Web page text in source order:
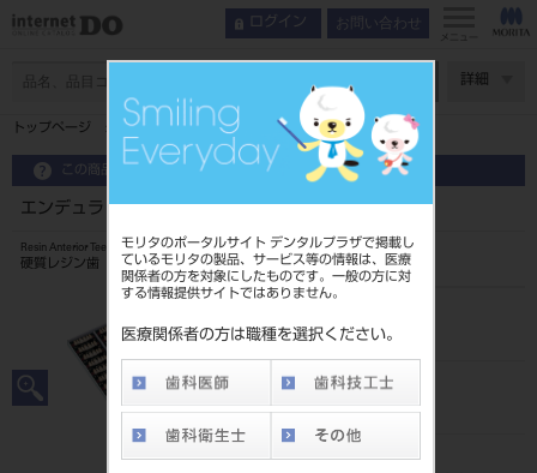
モリタのポータルサイト デンタルプラザで掲載し
ているモリタの製品、サービス等の情報は、医療
関係者の方を対象にしたものです。一般の方に対
する情報提供サイトではありません。
医療関係者の方は職種を選択ください。
ログイン お問い合わせ
メニュー
詳細
トップページ エンデュラ アンテリオ 6歯 A3．5 HC3U
この商品に関するお問い合わせ
エンデュラ アンテリオ 6歯 A3．5 HC3U
Resin Anterior Teeth
硬質レジン歯
204350012HC3U
JAN/EANコード
標準価格